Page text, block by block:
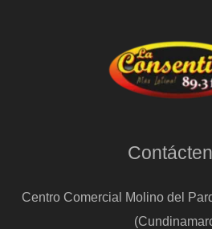
Centro Comercial Molino del